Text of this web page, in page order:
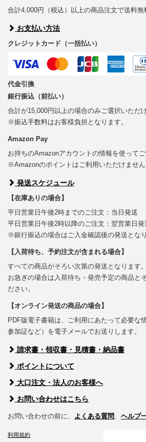
合計4,000円（税込）以上の商品注文で送料無
お支払い方法
クレジットカード（一括払い）
代金引換
銀行振込（前払い）
合計が15,000円以上の場合のみご選択いただけ
※振込手数料はお客様負担となります。
Amazon Pay
お持ちのAmazonアカウントの情報を使ってご
※Amazonのポイントはご利用いただけません
発送スケジュール
【在庫ありの場合】
平日営業日午後2時までのご注文：当日発送
平日営業日午後2時以降のご注文：翌営業日発
※銀行振込の場合はご入金確認後の発送となり
【入荷待ち、予約注文が含まれる場合】
すべての商品がそろい次第の発送となります。
お急ぎの場合は入荷待ち・発売予定の商品と
ださい。
【オンライン発送の商品の場合】
PDF版電子書籍は、ご利用にあたって必要な
参加証など）を電子メールでお送りします。
請求書・領収書・見積書・納品書
ポイントについて
大口注文・法人のお客様へ
お問い合わせはこちら
お問い合わせの前に、 よくある質問、 ヘルプ
利用規約